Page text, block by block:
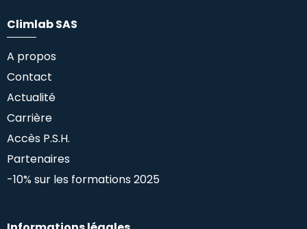
Climlab SAS
A propos
Contact
Actualité
Carrière
Accès P.S.H.
Partenaires
-10% sur les formations 2025